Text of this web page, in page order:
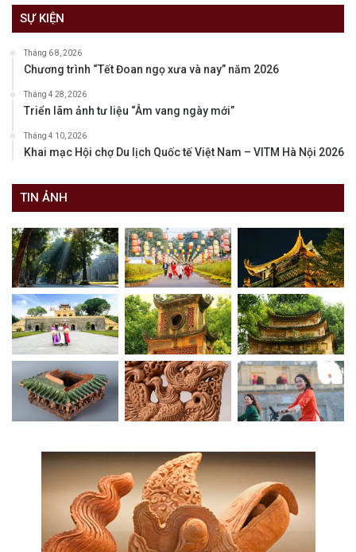
SỰ KIỆN
Tháng 6 8, 2026
Chương trình “Tết Đoan ngọ xưa và nay” năm 2026
Tháng 4 28, 2026
Triển lãm ảnh tư liệu “Âm vang ngày mới”
Tháng 4 10, 2026
Khai mạc Hội chợ Du lịch Quốc tế Việt Nam – VITM Hà Nội 2026
TIN ẢNH